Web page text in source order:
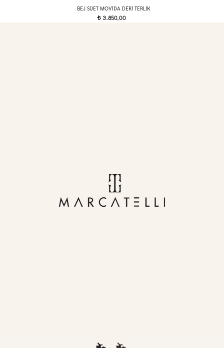
BEJ SÜET MOVIDA DERI TERLIK
t3.850,00